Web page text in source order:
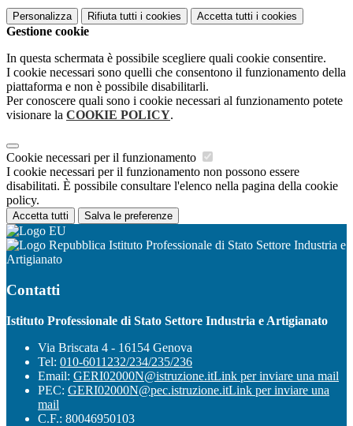
Personalizza Rifiuta tutti i cookies Accetta tutti i cookies
Gestione cookie
In questa schermata è possibile scegliere quali cookie consentire.
I cookie necessari sono quelli che consentono il funzionamento della
piattaforma e non è possibile disabilitarli.
Per conoscere quali sono i cookie necessari al funzionamento potete
visionare la COOKIE POLICY.
Cookie necessari per il funzionamento
I cookie necessari per il funzionamento non possono essere
disabilitati. È possibile consultare l'elenco nella pagina della cookie
policy.
Accetta tutti Salva le preferenze
Istituto Professionale di Stato Settore Industria e
Artigianato
Contatti
Istituto Professionale di Stato Settore Industria e Artigianato
Via Briscata 4 - 16154 Genova
Tel: 010-6011232/234/235/236
Email: GERI02000N@istruzione.itLink per inviare una mail
PEC: GERI02000N@pec.istruzione.itLink per inviare una
mail
C.F.: 80046950103